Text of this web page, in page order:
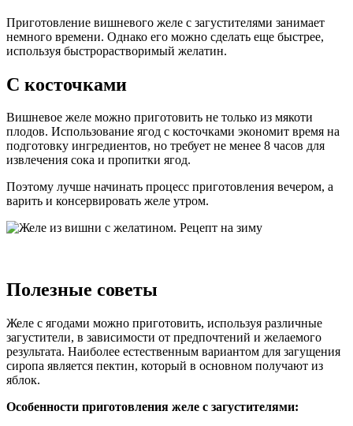
Приготовление вишневого желе с загустителями занимает
немного времени. Однако его можно сделать еще быстрее,
используя быстрорастворимый желатин.
С косточками
Вишневое желе можно приготовить не только из мякоти
плодов. Использование ягод с косточками экономит время на
подготовку ингредиентов, но требует не менее 8 часов для
извлечения сока и пропитки ягод.
Поэтому лучше начинать процесс приготовления вечером, а
варить и консервировать желе утром.
Полезные советы
Желе с ягодами можно приготовить, используя различные
загустители, в зависимости от предпочтений и желаемого
результата. Наиболее естественным вариантом для загущения
сиропа является пектин, который в основном получают из
яблок.
Особенности приготовления желе с загустителями: